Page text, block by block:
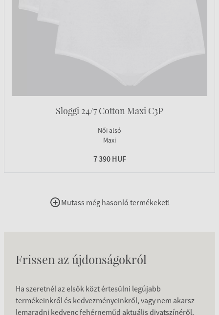
Sloggi 24/7 Cotton Maxi C3P
Női alsó
Maxi
7 390 HUF
Mutass még hasonló termékeket!
Frissen az újdonságokról
Ha szeretnél az elsők közt értesülni legújabb
termékeinkről és kedvezményeinkről, vagy nem akarsz
lemaradni kedvenc fehérneműd aktuális divatszínéről,